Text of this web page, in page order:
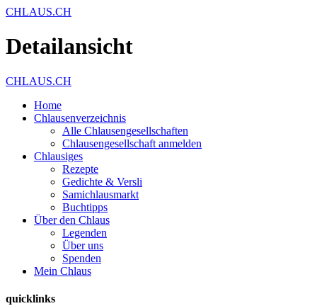
CHLAUS.CH
Detailansicht
CHLAUS.CH
Home
Chlausenverzeichnis
Alle Chlausengesellschaften
Chlausengesellschaft anmelden
Chlausiges
Rezepte
Gedichte & Versli
Samichlausmarkt
Buchtipps
Über den Chlaus
Legenden
Über uns
Spenden
Mein Chlaus
quicklinks